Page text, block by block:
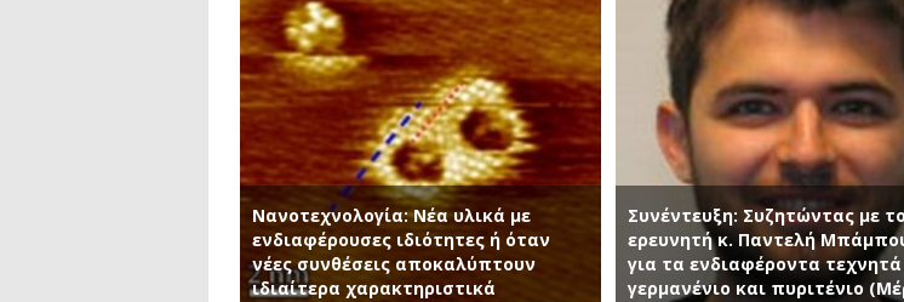
Νανοτεχνολογία: Νέα υλικά με
ενδιαφέρουσες ιδιότητες ή όταν
νέες συνθέσεις αποκαλύπτουν
ιδιαίτερα χαρακτηριστικά
Συνέντευξη: Συζητώντας με
ερευνητή κ. Παντελή
για τα ενδιαφέροντα τεχνητά
γερμανένιο και πυριτένιο